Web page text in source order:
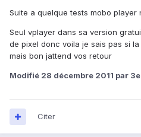
Suite a quelque tests mobo
Seul vplayer dans sa version
de pixel donc voila je sais pas si
mais bon jattend vos retour
Modifié 28 décembre 2011 par
Citer